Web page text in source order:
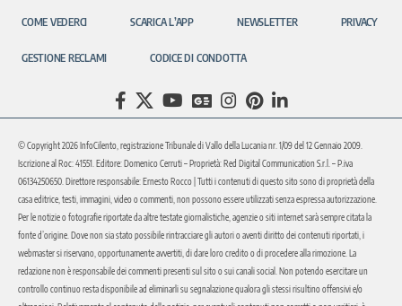
COME VEDERCI SCARICA L’APP NEWSLETTER PRIVACY
GESTIONE RECLAMI CODICE DI CONDOTTA
© Copyright 2026 InfoCilento, registrazione Tribunale di Vallo della Lucania nr. 1/09 del 12 Gennaio 2009.
Iscrizione al Roc: 41551. Editore: Domenico Cerruti – Proprietà: Red Digital Communication S.r.l. – P.iva
06134250650. Direttore responsabile: Ernesto Rocco | Tutti i contenuti di questo sito sono di proprietà della
casa editrice, testi, immagini, video o commenti, non possono essere utilizzati senza espressa autorizzazione.
Per le notizie o fotografie riportate da altre testate giornalistiche, agenzie o siti internet sarà sempre citata la
fonte d’origine. Dove non sia stato possibile rintracciare gli autori o aventi diritto dei contenuti riportati, i
webmaster si riservano, opportunamente avvertiti, di dare loro credito o di procedere alla rimozione. La
redazione non è responsabile dei commenti presenti sul sito o sui canali social. Non potendo esercitare un
controllo continuo resta disponibile ad eliminarli su segnalazione qualora gli stessi risultino offensivi e/o